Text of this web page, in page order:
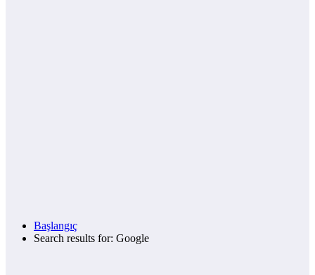
Başlangıç
Search results for: Google